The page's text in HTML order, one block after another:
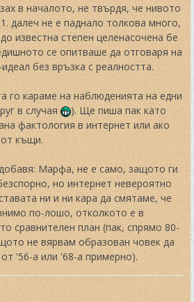
в началото, не твърдя, че нивото
далеч не е паднало толкова много,
известна степен целенасочена бе
се опитваше да отговаря на
без връзка с реалността.
го караме на наблюденията на едни
в случая
). Ще пиша пак като
фактология в интернет или ако
къщи.
Марфа, не е само, защото ги
но интернет невероятно
ни и ни кара да смятаме, че
по-лошо, отколкото е в
сравнителен план (пак, спрямо 80-
не вярвам образован човек да
'56-а или '68-а примерно).